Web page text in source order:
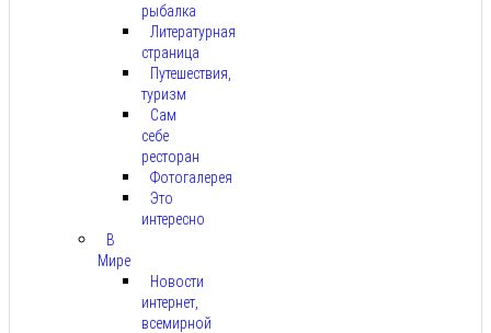
рыбалка
Литературная
страница
Путешествия,
туризм
Сам
себе
ресторан
Фотогалерея
Это
интересно
В
Мире
Новости
интернет,
всемирной